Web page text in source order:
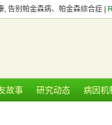
, 告别帕金森病、帕金森综合症 |
故事 研究动态 病因机